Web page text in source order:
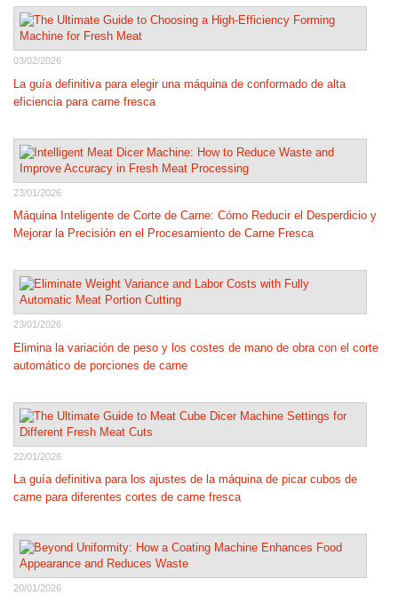
03/02/2026
La guía definitiva para elegir una máquina de conformado de alta
eficiencia para carne fresca
23/01/2026
Máquina Inteligente de Corte de Carne: Cómo Reducir el Desperdicio y
Mejorar la Precisión en el Procesamiento de Carne Fresca
23/01/2026
Elimina la variación de peso y los costes de mano de obra con el corte
automático de porciones de carne
22/01/2026
La guía definitiva para los ajustes de la máquina de picar cubos de
carne para diferentes cortes de carne fresca
20/01/2026